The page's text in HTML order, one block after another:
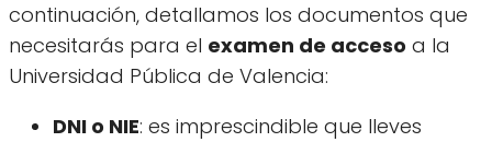
continuación, detallamos los documentos que
necesitarás para el examen de acceso a la
Universidad Pública de Valencia:
DNI o NIE: es imprescindible que lleves